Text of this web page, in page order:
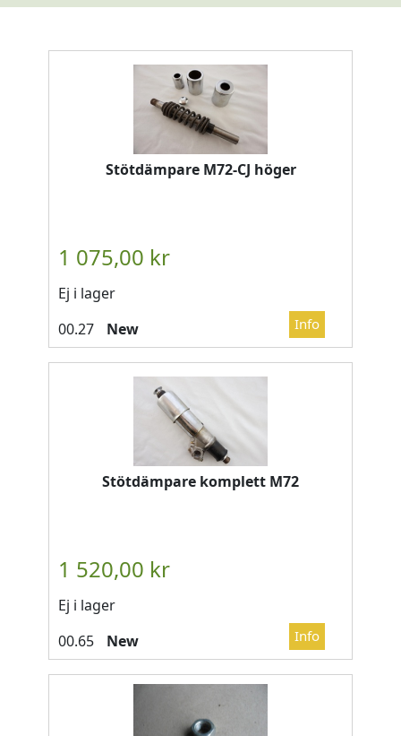
Stötdämpare M72-CJ höger
Ej i lager
New
Stötdämpare komplett M72
Ej i lager
New